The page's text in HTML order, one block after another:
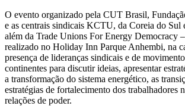
O evento organizado pela CUT Brasil,
e as centrais sindicais KCTU, da Coreia do Sul
além da Trade Unions For Energy Democracy
realizado no Holiday Inn Parque Anhembi, na
presença de lideranças sindicais e de
continentes para discutir ideias, apresentar
a transformação do sistema energético, as
estratégias de fortalecimento dos trabalhadores
relações de poder.